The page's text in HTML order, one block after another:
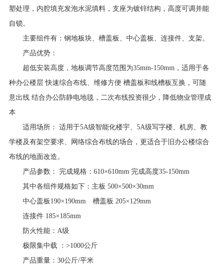
塑处理，内腔填充发泡水泥填料，支座为镀锌结构，高度可调并能
自锁。
主要组件有：钢地板块、槽盖板、中心盖板、连接件、支架。
产品优势：
超低安装高度，地板调节高度范围为35mm-150mm，适用于各
种办公楼层 快速综合布线、维修方便 槽盖板和线槽板互换，可随
意出线 结合办公防静电地毯，二次布线投资很少，降低物业管理成
本
适用场所： 适用于5A级智能化楼宇、5A级写字楼、机房、教
学楼及有架空要求、网络综合布线的场合，更适合于旧办公楼综合
布线的地面改造。
产品参数： 完成规格：610×610mm 完成高度35-150mm
其中各组件规格如下：主板 500×500×30mm
中心盖板190×190mm 槽盖板 205×129mm
连接件 185×185mm
防火性能：A级
极限集中载 ：>1000公斤
产品重量：30公斤/平米